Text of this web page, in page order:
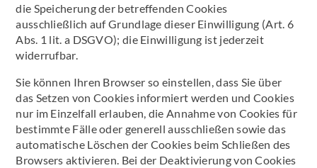
die Speicherung der betreffenden Cookies
ausschließlich auf Grundlage dieser Einwilligung (Art. 6
Abs. 1 lit. a DSGVO); die Einwilligung ist jederzeit
widerrufbar.
Sie können Ihren Browser so einstellen, dass Sie über
das Setzen von Cookies informiert werden und Cookies
nur im Einzelfall erlauben, die Annahme von Cookies für
bestimmte Fälle oder generell ausschließen sowie das
automatische Löschen der Cookies beim Schließen des
Browsers aktivieren. Bei der Deaktivierung von Cookies